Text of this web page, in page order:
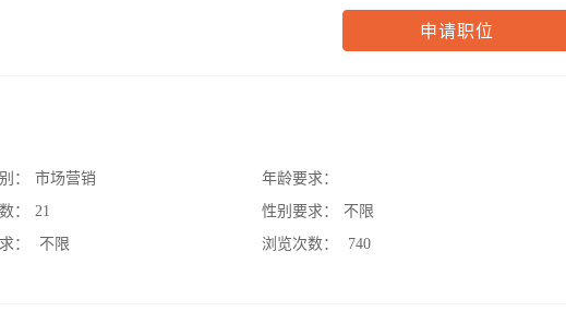
申请职位
：
市场营销
：
21
：
不限
年龄要求：
性别要求：
不限
浏览次数：
740